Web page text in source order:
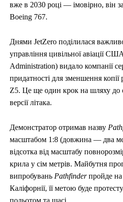
вже в 2030 році — імовірно, він
Boeing 767.
Днями JetZero поділилася
управління цивільної авіації
Administration) видало компанії
придатності для зменшення копії
Z5. Це ще один крок на шляху до
версії літака.
Демонстратор отримав назву
масштабом 1:8 (довжина — два
відсотка від масштабу
крила у сім метрів. Майбутня
випробувань Pathfinderпройде на
Каліфорнії, її метою буде